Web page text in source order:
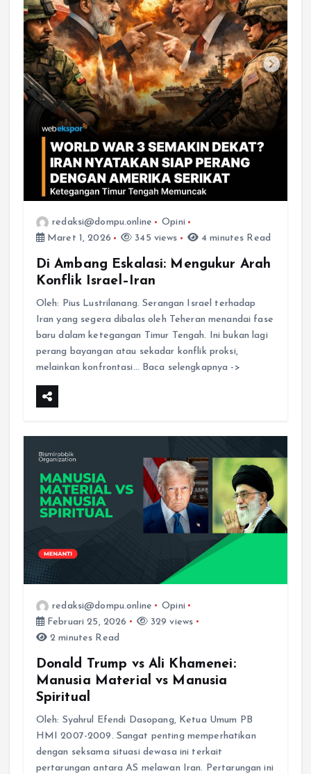
redaksi@dompu.online
Opini
Maret 1, 2026
345 views 4 minutes Read
Di Ambang Eskalasi: Mengukur Arah
Konflik Israel–Iran
Oleh: Pius Lustrilanang. Serangan Israel terhadap
Iran yang segera dibalas oleh Teheran menandai fase
baru dalam ketegangan Timur Tengah. Ini bukan lagi
perang bayangan atau sekadar konflik proksi,
melainkan konfrontasi… Baca selengkapnya ->
redaksi@dompu.online
Opini
Februari 25, 2026
329 views
2 minutes Read
Donald Trump vs Ali Khamenei:
Manusia Material vs Manusia
Spiritual
Oleh: Syahrul Efendi Dasopang, Ketua Umum PB
HMI 2007-2009. Sangat penting memperhatikan
dengan seksama situasi dewasa ini terkait
pertarungan antara AS melawan Iran. Pertarungan ini